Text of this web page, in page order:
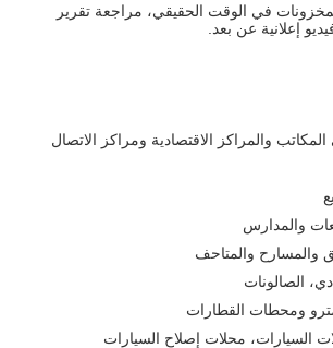
في الوقت الحقيقي، مراجعة تقرير
إعلانية عن بعد.
المكاتب والمراكز الاقتصادية ومراكز الاتصال
والمدارس
والمسارح والمتاحف
الصالونات
ومحطات القطارات
السيارات، محلات إصلاح السيارات